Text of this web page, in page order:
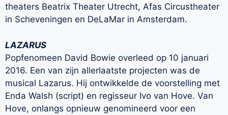
theaters Beatrix Theater Utrecht, Afas Circustheater
in Scheveningen en DeLaMar in Amsterdam.
LAZARUS
Popfenomeen David Bowie overleed op 10 januari
2016. Een van zijn allerlaatste projecten was de
musical Lazarus. Hij ontwikkelde de voorstelling met
Enda Walsh (script) en regisseur Ivo van Hove. Van
Hove, onlangs opnieuw genomineerd voor een